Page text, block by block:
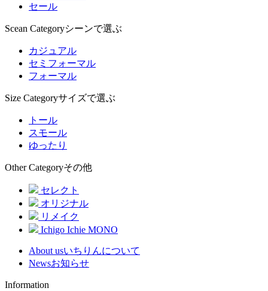
セール
Scean Categoryシーンで選ぶ
カジュアル
セミフォーマル
フォーマル
Size Categoryサイズで選ぶ
トール
スモール
ゆったり
Other Categoryその他
セレクト
オリジナル
リメイク
Ichigo Ichie MONO
About usいちりんについて
Newsお知らせ
Information